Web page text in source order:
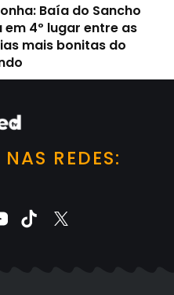
Baía do Sancho
em 4º lugar entre as
mais bonitas do
REDES: